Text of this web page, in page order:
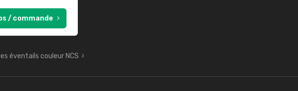
/ commande
éventails couleur NCS